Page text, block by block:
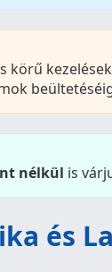
körű
nélkül is
és